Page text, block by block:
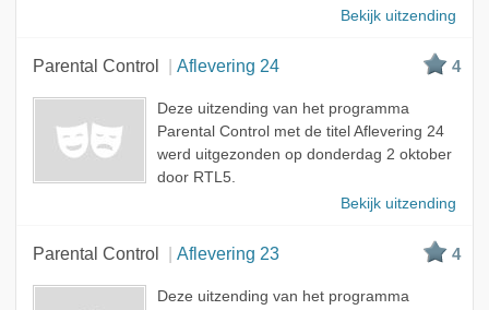
Bekijk uitzending
Parental Control Aflevering 24 4
Deze uitzending van het programma
Parental Control met de titel Aflevering 24
werd uitgezonden op donderdag 2 oktober
door RTL5.
Bekijk uitzending
Parental Control Aflevering 23 4
Deze uitzending van het programma